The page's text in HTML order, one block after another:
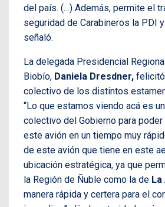
del país. (…) Además, permite el
seguridad de Carabineros la PDI
señaló.
La delegada Presidencial
Biobío, Daniela Dresdner,
colectivo de los distintos
“Lo que estamos viendo acá es
colectivo del Gobierno para
este avión en un tiempo muy
de este avión que tiene en este
ubicación estratégica, ya que
la Región de Ñuble como la de
manera rápida y certera para el